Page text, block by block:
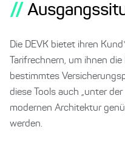
//
Die DEVK bietet ihren
Tarifrechnern, um ihnen
bestimmtes
diese Tools auch „unter
modernen Architektur
werden.